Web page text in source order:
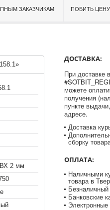
ЗАКАЗЧИКАМ ПОБИТЬ ЦЕНУ
2 мм
ДОСТАВКА:
При доставке
можете
получения
пункте
адресе.
Доставка
сборку
ОПЛАТА:
Наличными
товара в
Безналичный
Банковские
Электронные